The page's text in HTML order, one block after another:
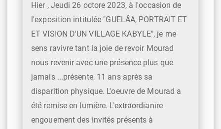
Hier , Jeudi 26 octore 2023, à l'occasion de
l'exposition intitulée "GUELÂA, PORTRAIT ET
ET VISION D'UN VILLAGE KABYLE", je me
sens ravivre tant la joie de revoir Mourad
nous revenir avec une présence plus que
jamais ...présente, 11 ans après sa
disparition physique. L'oeuvre de Mourad a
été remise en lumière. L'extraordianire
engouement des invités présents à